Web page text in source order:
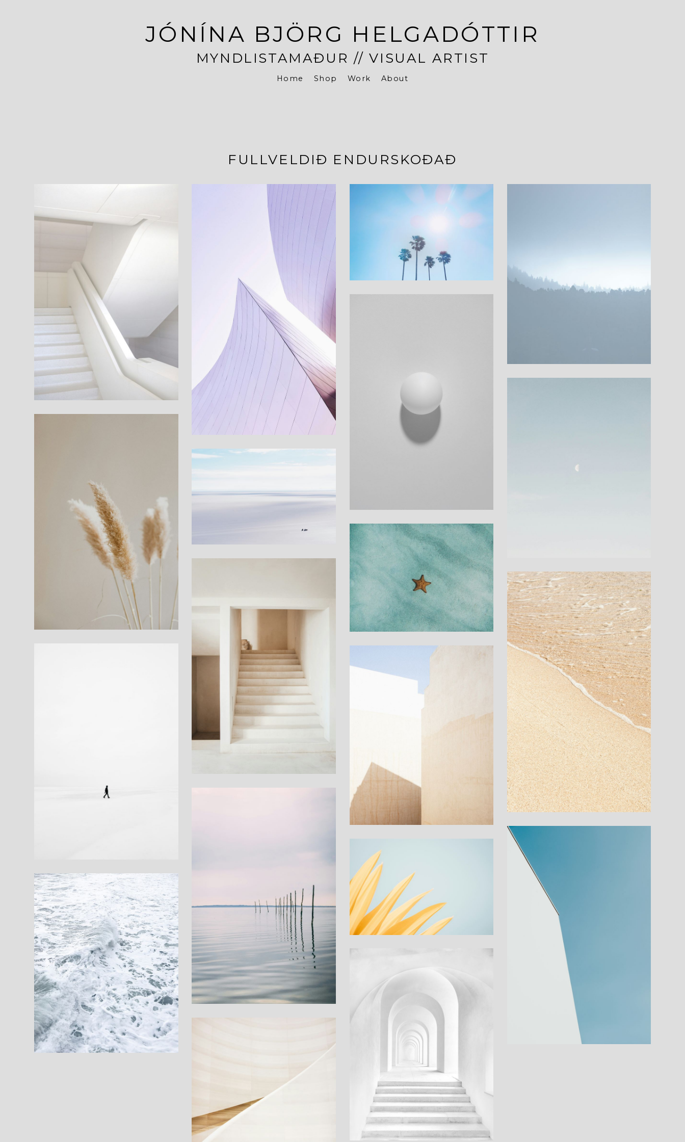
JÓNÍNA BJÖRG HELGADÓTTIR
MYNDLISTAMAÐUR // VISUAL ARTIST
Home Shop Work About
FULLVELDIÐ ENDURSKOÐAÐ